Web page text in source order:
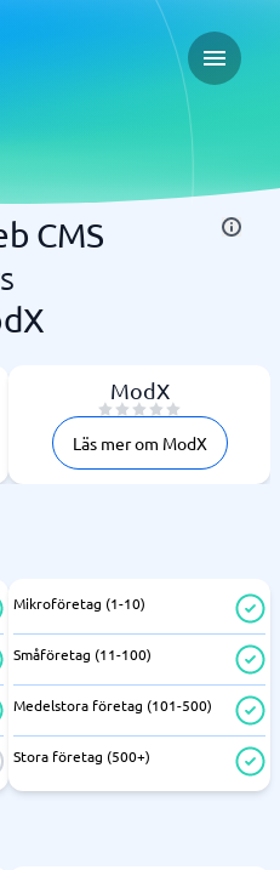
Open
CMS
ModX
Läs mer om ModX
Mikroföretag (1-10)
Småföretag (11-100)
Medelstora företag (101-500)
Stora företag (500+)